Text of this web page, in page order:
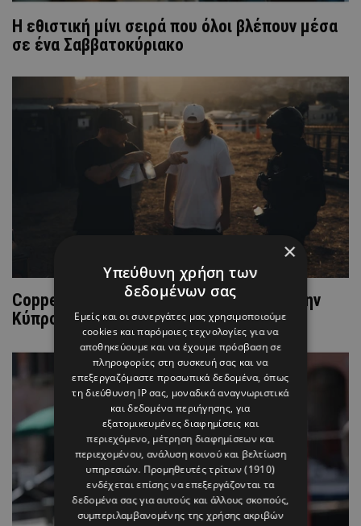
Η εθιστική μίνι σειρά που όλοι βλέπουν μέσα
σε ένα Σαββατοκύριακο
Copper Island – Το Χόλιγουντ έρχεται στην
Κύπρο με τον Clive Owen
×
Υπεύθυνη χρήση των
δεδομένων σας
Εμείς και οι συνεργάτες μας χρησιμοποιούμε
cookies και παρόμοιες τεχνολογίες για να
αποθηκεύουμε και να έχουμε πρόσβαση σε
πληροφορίες στη συσκευή σας και να
επεξεργαζόμαστε προσωπικά δεδομένα, όπως
τη διεύθυνση IP σας, μοναδικά αναγνωριστικά
και δεδομένα περιήγησης, για
εξατομικευμένες διαφημίσεις και
περιεχόμενο, μέτρηση διαφημίσεων και
περιεχομένου, ανάλυση κοινού και βελτίωση
υπηρεσιών. Προμηθευτές τρίτων (1910)
ενδέχεται επίσης να επεξεργάζονται τα
δεδομένα σας για αυτούς και άλλους σκοπούς,
συμπεριλαμβανομένης της χρήσης ακριβών